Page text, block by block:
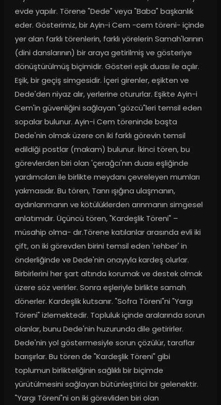
evde yapılır. Törene "Dede" veya "Baba" başkanlık
eder. Gösterimiz, bir Ayin-i Cem -cem töreni- içinde
yer alan farklı törenlerin, farklı yörelerin Samah'larının
(dini danslarının) bir araya getirilmiş ve gösteriye
dönüştürülmüş biçimidir. Gösteri eşik duası ile açılır.
Eşik, bir geçiş simgesidir. İçeri girenler, eşikten ve
Dede'den niyaz alır, yerlerine otururlar. Eşikte Ayin-i
Cem'in güvenliğini sağlayan "gözcü"leri temsil eden
sopalar bulunur. Ayin-i Cem töreninde başta
Dede'nin olmak üzere on iki farklı görevin temsil
edildiği postlar (makam) bulunur. İkinci tören, bu
görevlerden biri olan 'çerağcı'nın duası eşliğinde
yardımcıları ile birlikte meydanı çevreleyen mumları
yakmasıdır. Bu tören, Tanrı ışığına ulaşmanın,
aydınlanmanın ve kötülüklerden arınmanın simgesel
anlatımıdır. Üçüncü tören, "Kardeşlik Töreni" –
müsahip olma- dır.Törene katılanlar arasında evli iki
çift, on iki görevden birini temsil eden 'rehber' in
önderliğinde ve Dede'nin onayıyla kardeş olurlar.
Birbirlerini her şart altında korumak ve destek olmak
üzere söz verirler. Sonra eşleriyle birlikte samah
dönerler. Kardeşlik kutsanır. "Sofra Töreni"ni "Yargı
Töreni" izlemektedir. Topluluk içinde aralarında sorun
olanlar, bunu Dede'nin huzurunda dile getirirler.
Dede'nin yol göstermesiyle sorun çözülür, taraflar
barışırlar. Bu tören de "Kardeşlik Töreni" gibi
toplumun birlikteliğinin sağlıklı bir biçimde
yürütülmesini sağlayan bütünleştirici bir gelenektir.
"Yargı Töreni"ni on iki görevliden biri olan